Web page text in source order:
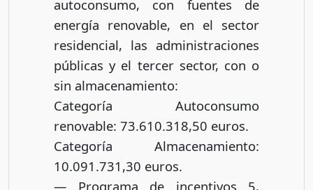
autoconsumo, con fuentes de
energía renovable, en el sector
residencial, las administraciones
públicas y el tercer sector, con o
sin almacenamiento:
Categoría Autoconsumo
renovable: 73.610.318,50 euros.
Categoría Almacenamiento:
10.091.731,30 euros.
— Programa de incentivos 5,